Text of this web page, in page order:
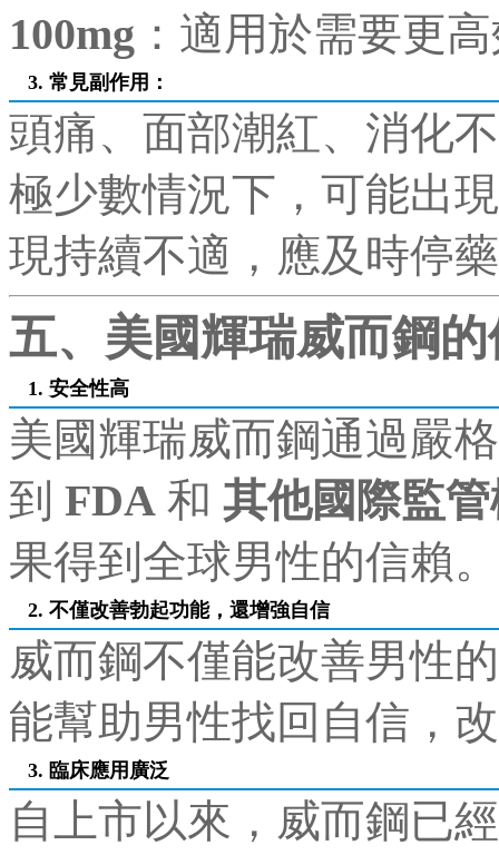
100mg ：適用於需要更
3. 常見副作用 ：
頭痛、面部潮紅、消化
極少數情況下，可能出
現持續不適，應及時停
五、美國輝瑞威而鋼
1. 安全性高
美國輝瑞威而鋼通過嚴
到 FDA 和 其他國際監
果得到全球男性的信賴。
2. 不僅改善勃起功能，還增強自信
威而鋼不僅能改善男性
能幫助男性找回自信，
3. 臨床應用廣泛
自上市以來，威而鋼已